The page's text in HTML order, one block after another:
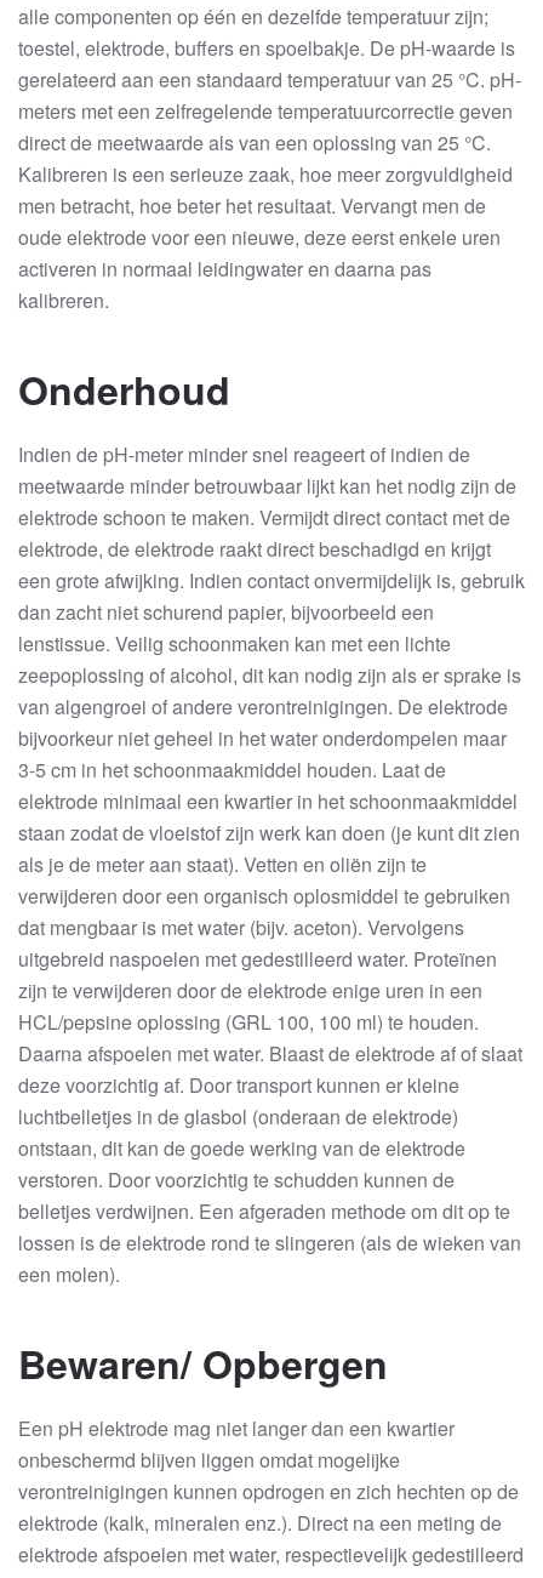
alle componenten op één en dezelfde temperatuur zijn;
toestel, elektrode, buffers en spoelbakje. De pH-waarde is
gerelateerd aan een standaard temperatuur van 25 °C. pH-
meters met een zelfregelende temperatuurcorrectie geven
direct de meetwaarde als van een oplossing van 25 °C.
Kalibreren is een serieuze zaak, hoe meer zorgvuldigheid
men betracht, hoe beter het resultaat. Vervangt men de
oude elektrode voor een nieuwe, deze eerst enkele uren
activeren in normaal leidingwater en daarna pas
kalibreren.
Onderhoud
Indien de pH-meter minder snel reageert of indien de
meetwaarde minder betrouwbaar lijkt kan het nodig zijn de
elektrode schoon te maken. Vermijdt direct contact met de
elektrode, de elektrode raakt direct beschadigd en krijgt
een grote afwijking. Indien contact onvermijdelijk is, gebruik
dan zacht niet schurend papier, bijvoorbeeld een
lenstissue. Veilig schoonmaken kan met een lichte
zeepoplossing of alcohol, dit kan nodig zijn als er sprake is
van algengroei of andere verontreinigingen. De elektrode
bijvoorkeur niet geheel in het water onderdompelen maar
3-5 cm in het schoonmaakmiddel houden. Laat de
elektrode minimaal een kwartier in het schoonmaakmiddel
staan zodat de vloeistof zijn werk kan doen (je kunt dit zien
als je de meter aan staat). Vetten en oliën zijn te
verwijderen door een organisch oplosmiddel te gebruiken
dat mengbaar is met water (bijv. aceton). Vervolgens
uitgebreid naspoelen met gedestilleerd water. Proteïnen
zijn te verwijderen door de elektrode enige uren in een
HCL/pepsine oplossing (GRL 100, 100 ml) te houden.
Daarna afspoelen met water. Blaast de elektrode af of slaat
deze voorzichtig af. Door transport kunnen er kleine
luchtbelletjes in de glasbol (onderaan de elektrode)
ontstaan, dit kan de goede werking van de elektrode
verstoren. Door voorzichtig te schudden kunnen de
belletjes verdwijnen. Een afgeraden methode om dit op te
lossen is de elektrode rond te slingeren (als de wieken van
een molen).
Bewaren/ Opbergen
Een pH elektrode mag niet langer dan een kwartier
onbeschermd blijven liggen omdat mogelijke
verontreinigingen kunnen opdrogen en zich hechten op de
elektrode (kalk, mineralen enz.). Direct na een meting de
elektrode afspoelen met water, respectievelijk gedestilleerd